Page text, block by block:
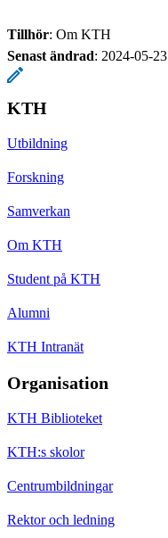
Tillhör: Om KTH
Senast ändrad: 2024-05-23
KTH
Utbildning
Forskning
Samverkan
Om KTH
Student på KTH
Alumni
KTH Intranät
Organisation
KTH Biblioteket
KTH:s skolor
Centrumbildningar
Rektor och ledning